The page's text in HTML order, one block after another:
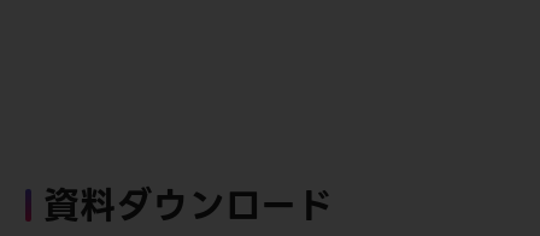
資料ダウンロード